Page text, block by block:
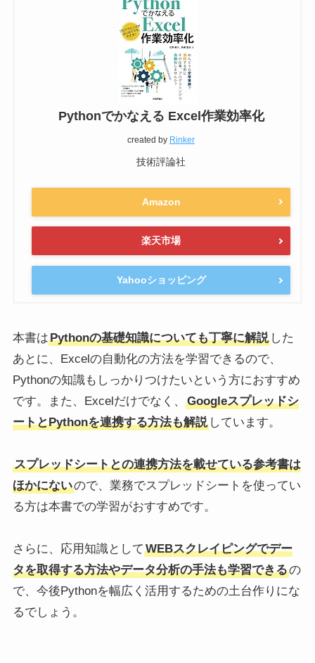
Pythonでかなえる Excel作業効率化
created by Rinker
技術評論社
Amazon
楽天市場
Yahooショッピング
本書はPythonの基礎知識についても丁寧に解説した
あとに、Excelの自動化の方法を学習できるので、
Pythonの知識もしっかりつけたいという方におすすめ
です。また、Excelだけでなく、
Googleスプレッドシ
ートとPythonを連携する方法も解説しています。
スプレッドシートとの連携方法を載せている参考書は
ほかにないので、業務でスプレッドシートを使ってい
る方は本書での学習がおすすめです。
さらに、応用知識として WEBスクレイピングでデー
タを取得する方法やデータ分析の手法も学習できるの
で、今後Pythonを幅広く活用するための土台作りにな
るでしょう。